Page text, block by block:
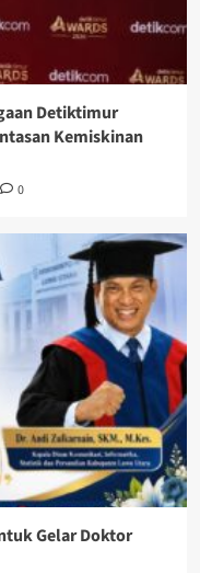
Detiktimur
Kemiskinan
0
Gelar Doktor